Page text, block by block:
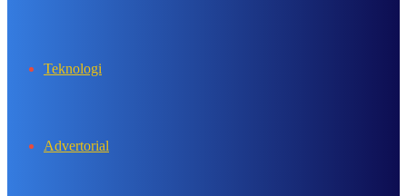
Teknologi
Advertorial